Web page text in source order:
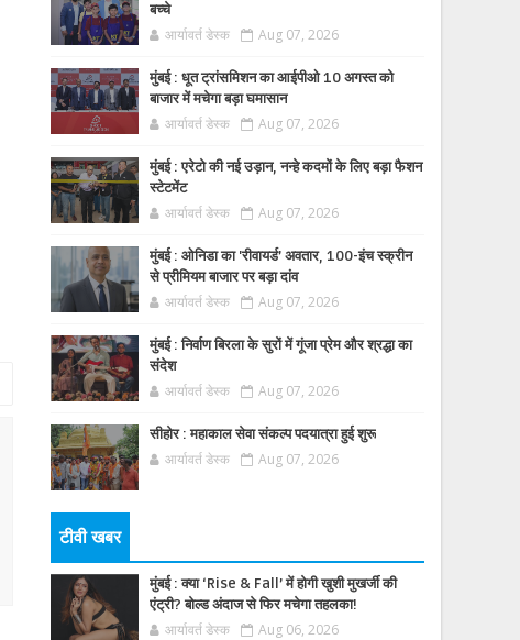
बच्चे
आर्यावर्त डेस्क Aug 07, 2026
मुंबई : धूत ट्रांसमिशन का आईपीओ 10 अगस्त को
बाजार में मचेगा बड़ा घमासान
आर्यावर्त डेस्क Aug 07, 2026
मुंबई : एरेटो की नई उड़ान, नन्हे कदमों के लिए बड़ा फैशन
स्टेटमेंट
आर्यावर्त डेस्क Aug 07, 2026
मुंबई : ओनिडा का 'रीवायर्ड’ अवतार, 100-इंच स्क्रीन
से प्रीमियम बाजार पर बड़ा दांव
आर्यावर्त डेस्क Aug 07, 2026
मुंबई : निर्वाण बिरला के सुरों में गूंजा प्रेम और श्रद्धा का
संदेश
आर्यावर्त डेस्क Aug 07, 2026
सीहोर : महाकाल सेवा संकल्प पदयात्रा हुई शुरू
आर्यावर्त डेस्क Aug 07, 2026
टीवी खबर
मुंबई : क्या ‘Rise & Fall’ में होगी खुशी मुखर्जी की
एंट्री? बोल्ड अंदाज से फिर मचेगा तहलका!
आर्यावर्त डेस्क Aug 06, 2026